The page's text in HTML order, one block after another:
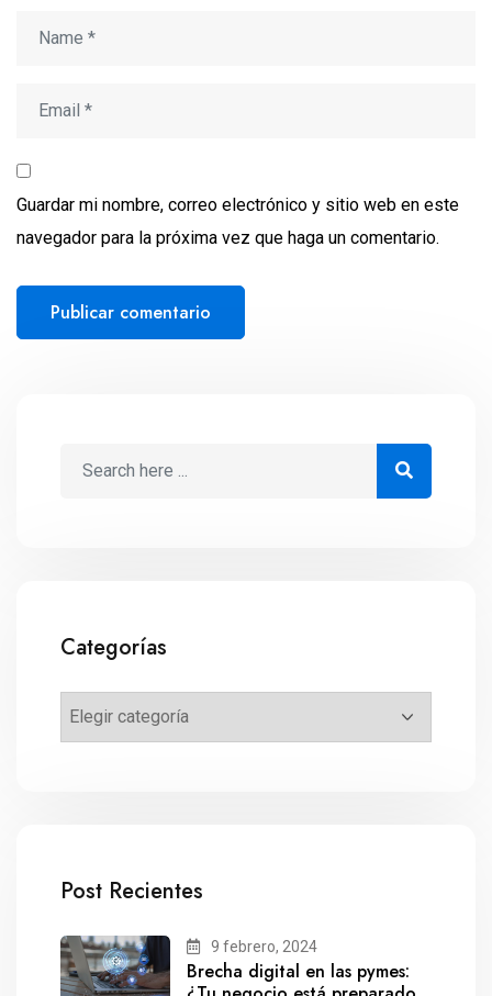
Guardar mi nombre, correo electrónico y sitio web en este
navegador para la próxima vez que haga un comentario.
Categorías
Post Recientes
9 febrero, 2024
Brecha digital en las pymes: